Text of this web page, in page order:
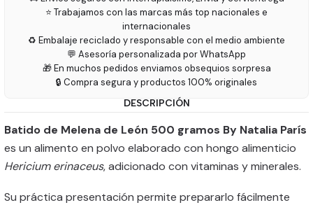
⭐ Trabajamos con las marcas más top nacionales e
internacionales
♻️ Embalaje reciclado y responsable con el medio ambiente
💬 Asesoría personalizada por WhatsApp
🎁 En muchos pedidos enviamos obsequios sorpresa
🔒 Compra segura y productos 100% originales
DESCRIPCIÓN
Batido de Melena de León 500 gramos By Natalia París
es un alimento en polvo elaborado con hongo alimenticio
Hericium erinaceus, adicionado con vitaminas y minerales.
Su práctica presentación permite prepararlo fácilmente